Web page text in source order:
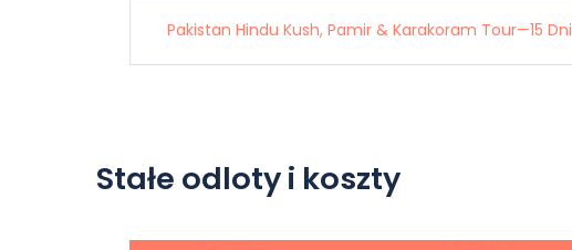
Pakistan Hindu Kush, Pamir & Karakoram Tour—15 Dni
Stałe odloty i koszty